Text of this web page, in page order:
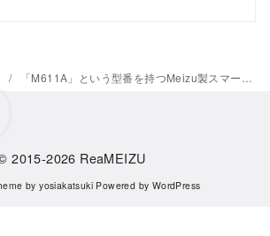
「M611A」という型番を持つMeizu製スマートフォンが3Cの認証を取得
2015-2026 ReaMEIZU
byyosiakatsuki Powered by WordPress